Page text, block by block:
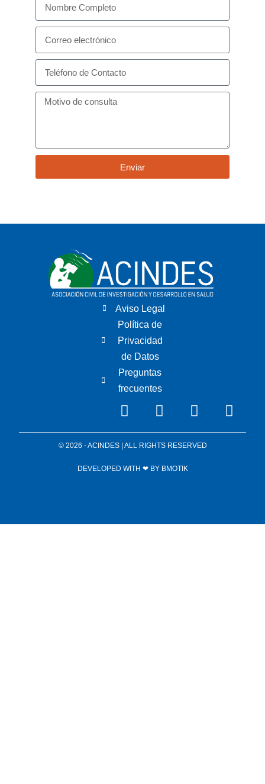
Enviar
Aviso Legal
Política de
Privacidad
de Datos
Preguntas
frecuentes
© 2026 - ACINDES | ALL RIGHTS RESERVED
DEVELOPED WITH ❤ BY BMOTIK